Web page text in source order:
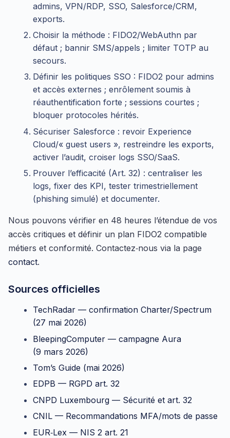
admins, VPN/RDP, SSO, Salesforce/CRM,
exports.
Choisir la méthode : FIDO2/WebAuthn par
défaut ; bannir SMS/appels ; limiter TOTP au
secours.
Définir les politiques SSO : FIDO2 pour admins
et accès externes ; enrôlement soumis à
réauthentification forte ; sessions courtes ;
bloquer protocoles hérités.
Sécuriser Salesforce : revoir Experience
Cloud/« guest users », restreindre les exports,
activer l’audit, croiser logs SSO/SaaS.
Prouver l’efficacité (Art. 32) : centraliser les
logs, fixer des KPI, tester trimestriellement
(phishing simulé) et documenter.
Nous pouvons vérifier en 48 heures l’étendue de vos
accès critiques et définir un plan FIDO2 compatible
métiers et conformité. Contactez‑nous via la page
contact.
Sources officielles
TechRadar — confirmation Charter/Spectrum
(27 mai 2026)
BleepingComputer — campagne Aura
(9 mars 2026)
Tom’s Guide (mai 2026)
EDPB — RGPD art. 32
CNPD Luxembourg — Sécurité et art. 32
CNIL — Recommandations MFA/mots de passe
EUR‑Lex — NIS 2 art. 21